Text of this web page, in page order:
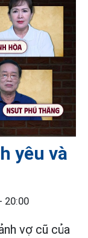
yêu và
20:00
vợ cũ của